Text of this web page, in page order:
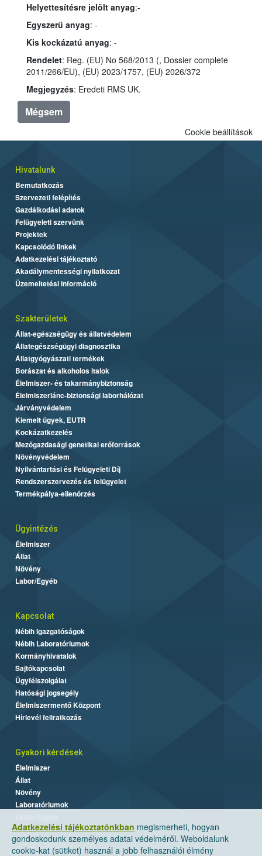
Helyettesítésre jelölt anyag:-
Egyszerű anyag: -
Kis kockázatú anyag: -
Rendelet: Reg. (EU) No 568/2013 (, Dossier complete
2011/266/EU), (EU) 2023/1757, (EU) 2026/372
Megjegyzés: Eredeti RMS UK.
Mégsem
Adatkezelési tájékoztatónkban megismerheti, hogyan
gondoskodunk személyes adatai védelméről. Weboldalunk
cookie-kat (sütiket) használ a jobb felhasználói élmény
Cookie beállítások
Hivatalunk
Bemutatkozás
Szervezeti felépítés
Gazdálkodási adatok
Felügyeleti szervünk
Projektek
Kapcsolódó linkek
Adatkezelési tájékoztató
Akadálymentességi nyilatkozat
Üzemeltetési információ
Szakterületek
Állat-egészségügy és állatvédelem
Állategészségügyi diagnosztika
Állatgyógyászati termékek
Borászat és alkoholos italok
Élelmiszer- és takarmánybiztonság
Élelmiszerlánc-biztonsági laborhálózat
Járványvédelem
Kiemelt ügyek, EUTR
Kockázatkezelés
Mezőgazdasági genetikai erőforrások
Növényvédelem
Nyilvántartási és Felügyeleti Díj
Rendszerszervezés és felügyelet
Termékpálya-ellenőrzés
Ügyintézés
Élelmiszer
Állat
Növény
Labor/Egyéb
Kapcsolat
Nébih Igazgatóságok
Nébih Laboratóriumok
Kormányhivatalok
Sajtókapcsolat
Ügyfélszolgálat
Hatósági jogsegély
Élelmiszermentő Központ
Hírlevél feliratkozás
Gyakori kérdések
Élelmiszer
Állat
Növény
Laboratóriumok